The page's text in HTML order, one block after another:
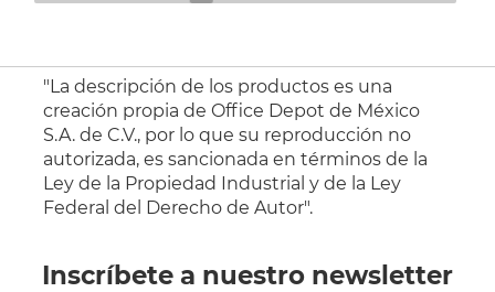
"La descripción de los productos es una
creación propia de Office Depot de México
S.A. de C.V., por lo que su reproducción no
autorizada, es sancionada en términos de la
Ley de la Propiedad Industrial y de la Ley
Federal del Derecho de Autor".
Inscríbete a nuestro newsletter